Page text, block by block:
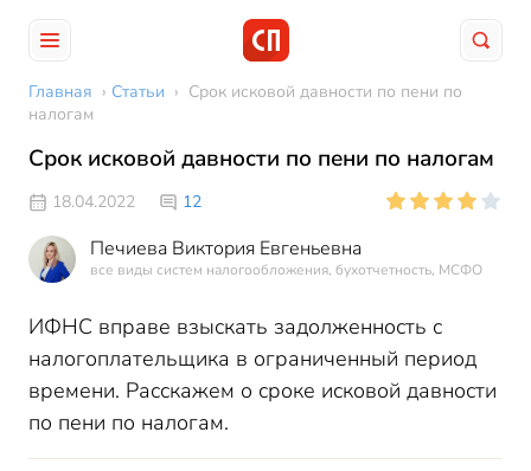
Главная › Статьи › Срок исковой давности по пени по
налогам
Срок исковой давности по пени по налогам
18.04.2022 12
Печиева Виктория Евгеньевна
все виды систем налогообложения, бухотчетность, МСФО
ИФНС вправе взыскать задолженность с
налогоплательщика в ограниченный период
времени. Расскажем о сроке исковой давности
по пени по налогам.